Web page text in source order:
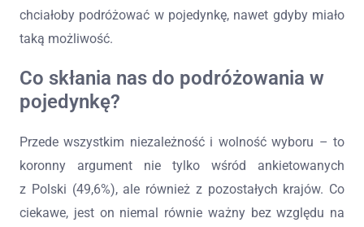
chciałoby podróżować w pojedynkę, nawet gdyby miało
taką możliwość.
Co skłania nas do podróżowania w
pojedynkę?
Przede wszystkim niezależność i wolność wyboru – to
koronny argument nie tylko wśród ankietowanych
z Polski (49,6%), ale również z pozostałych krajów. Co
ciekawe, jest on niemal równie ważny bez względu na